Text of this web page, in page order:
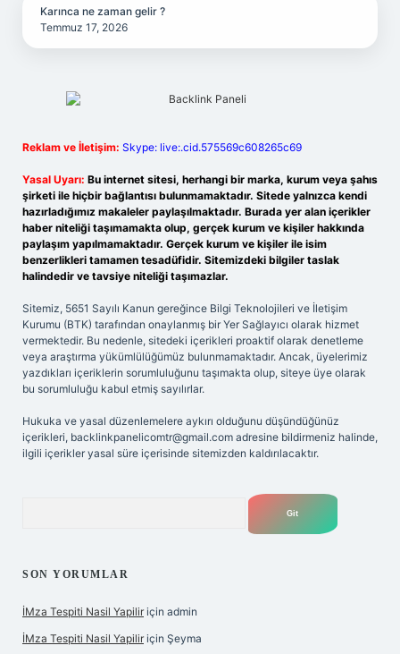
Karınca ne zaman gelir ?
Temmuz 17, 2026
Reklam ve İletişim: Skype: live:.cid.575569c608265c69
Yasal Uyarı: Bu internet sitesi, herhangi bir marka, kurum veya şahıs
şirketi ile hiçbir bağlantısı bulunmamaktadır. Sitede yalnızca kendi
hazırladığımız makaleler paylaşılmaktadır. Burada yer alan içerikler
haber niteliği taşımamakta olup, gerçek kurum ve kişiler hakkında
paylaşım yapılmamaktadır. Gerçek kurum ve kişiler ile isim
benzerlikleri tamamen tesadüfidir. Sitemizdeki bilgiler taslak
halindedir ve tavsiye niteliği taşımazlar.
Sitemiz, 5651 Sayılı Kanun gereğince Bilgi Teknolojileri ve İletişim
Kurumu (BTK) tarafından onaylanmış bir Yer Sağlayıcı olarak hizmet
vermektedir. Bu nedenle, sitedeki içerikleri proaktif olarak denetleme
veya araştırma yükümlülüğümüz bulunmamaktadır. Ancak, üyelerimiz
yazdıkları içeriklerin sorumluluğunu taşımakta olup, siteye üye olarak
bu sorumluluğu kabul etmiş sayılırlar.
Hukuka ve yasal düzenlemelere aykırı olduğunu düşündüğünüz
içerikleri, backlinkpanelicomtr@gmail.com adresine bildirmeniz halinde,
ilgili içerikler yasal süre içerisinde sitemizden kaldırılacaktır.
SON YORUMLAR
İMza Tespiti Nasil Yapilir için admin
İMza Tespiti Nasil Yapilir için Şeyma